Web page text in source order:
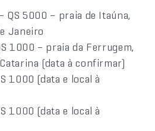
QS 5000 – praia de Itaúna,
Janeiro
1000 – praia da Ferrugem,
(data à confirmar)
1000 (data e local à
1000 (data e local à